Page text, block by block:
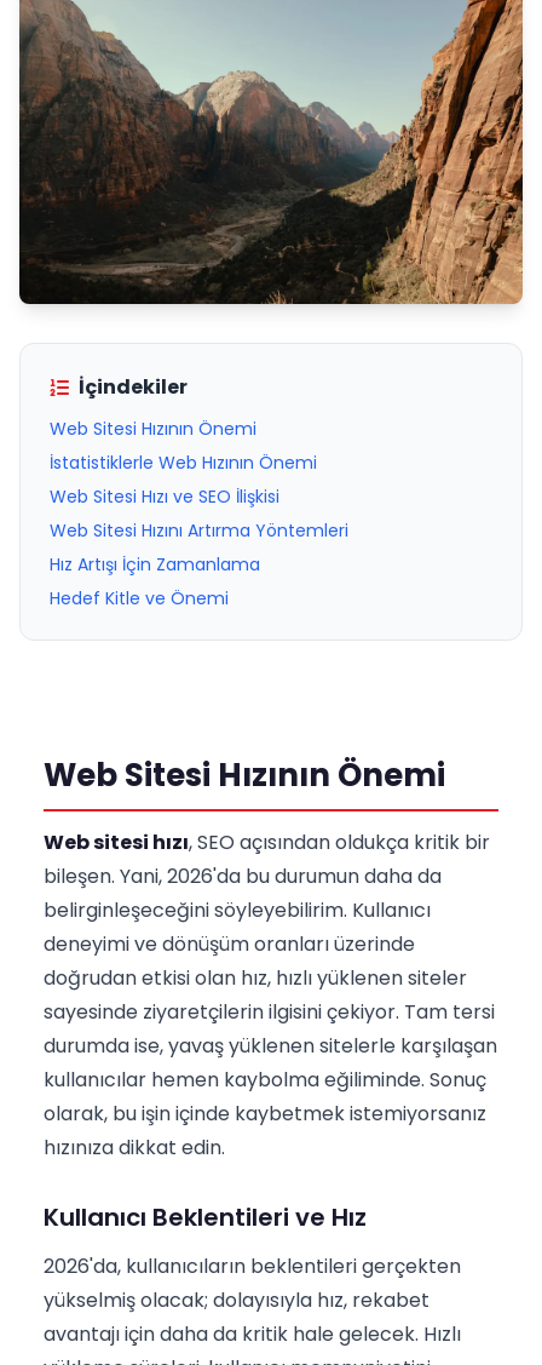
İçindekiler
Web Sitesi Hızının Önemi
İstatistiklerle Web Hızının Önemi
Web Sitesi Hızı ve SEO İlişkisi
Web Sitesi Hızını Artırma Yöntemleri
Hız Artışı İçin Zamanlama
Hedef Kitle ve Önemi
Web Sitesi Hızının Önemi
Web sitesi hızı, SEO açısından oldukça kritik bir
bileşen. Yani, 2026'da bu durumun daha da
belirginleşeceğini söyleyebilirim. Kullanıcı
deneyimi ve dönüşüm oranları üzerinde
doğrudan etkisi olan hız, hızlı yüklenen siteler
sayesinde ziyaretçilerin ilgisini çekiyor. Tam tersi
durumda ise, yavaş yüklenen sitelerle karşılaşan
kullanıcılar hemen kaybolma eğiliminde. Sonuç
olarak, bu işin içinde kaybetmek istemiyorsanız
hızınıza dikkat edin.
Kullanıcı Beklentileri ve Hız
2026'da, kullanıcıların beklentileri gerçekten
yükselmiş olacak; dolayısıyla hız, rekabet
avantajı için daha da kritik hale gelecek. Hızlı